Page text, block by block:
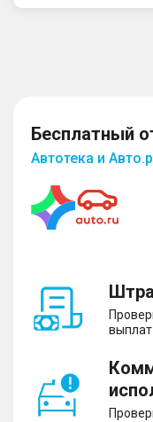
Бесплатный
Автотека и
выплат